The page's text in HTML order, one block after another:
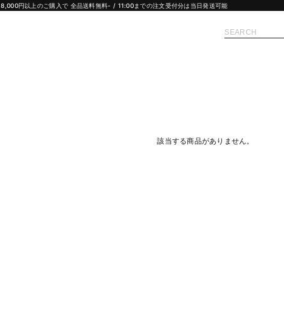
8,000円以上のご購入で 全品送料無料- / 11:00までの注文受付分は当日発送可能
該当する商品がありません。